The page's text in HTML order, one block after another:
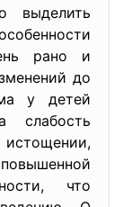
выделить
рано и
до
у детей
слабость
что